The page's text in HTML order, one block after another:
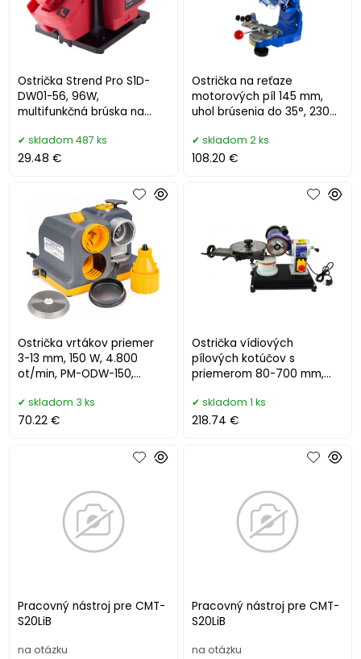
Ostrička Strend Pro S1D-
DW01-56, 96W,
multifunkčná brúska na
skladom 487 ks
29.48 €
Ostrička na reťaze
motorových píl 145 mm,
uhol brúsenia do 35°, 230
skladom 2 ks
108.20 €
Ostrička vrtákov priemer
3-13 mm, 150 W, 4.800
ot/min, PM-ODW-150,
skladom 3 ks
70.22 €
Ostrička vídiových
pílových kotúčov s
priemerom 80-700 mm,
skladom 1 ks
218.74 €
Pracovný nástroj pre CMT-
S20LiB
na otázku
Pracovný nástroj pre CMT-
S20LiB
na otázku